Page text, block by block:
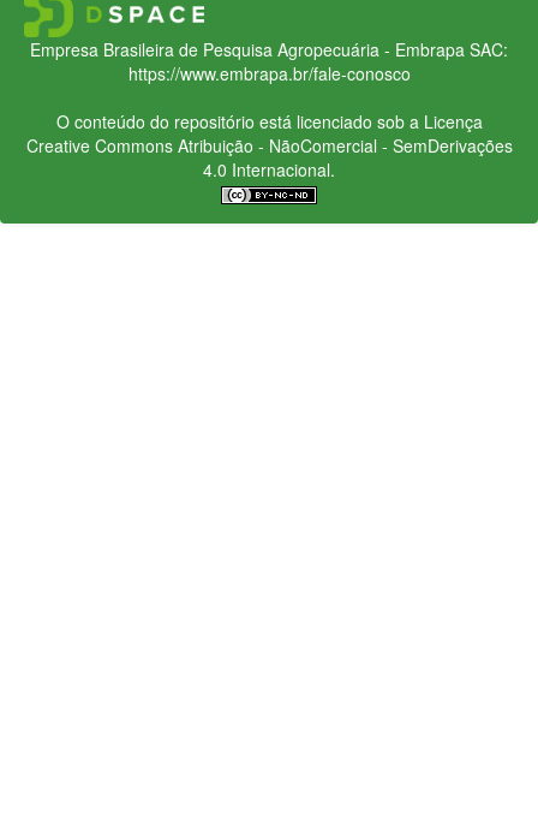
Empresa Brasileira de Pesquisa Agropecuária - Embrapa SAC:
https://www.embrapa.br/fale-conosco
O conteúdo do repositório está licenciado sob a Licença
Creative CommonsAtribuição - NãoComercial - SemDerivações
4.0 Internacional.